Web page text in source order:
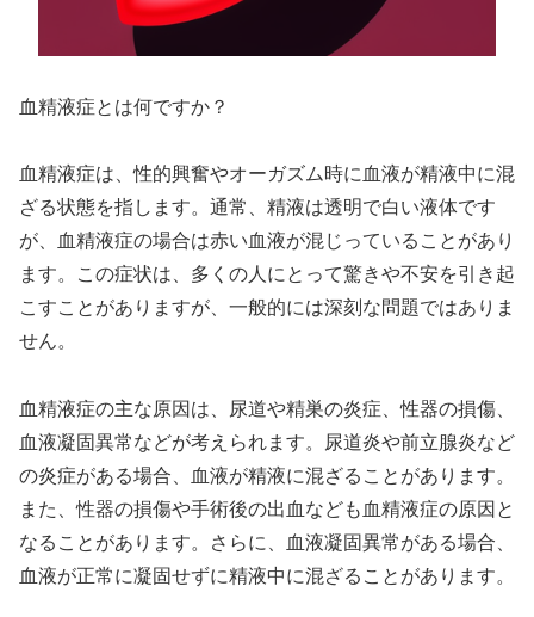
血精液症とは何ですか？
血精液症は、性的興奮やオーガズム時に血液が精液中に混
ざる状態を指します。通常、精液は透明で白い液体です
が、血精液症の場合は赤い血液が混じっていることがあり
ます。この症状は、多くの人にとって驚きや不安を引き起
こすことがありますが、一般的には深刻な問題ではありま
せん。
血精液症の主な原因は、尿道や精巣の炎症、性器の損傷、
血液凝固異常などが考えられます。尿道炎や前立腺炎など
の炎症がある場合、血液が精液に混ざることがあります。
また、性器の損傷や手術後の出血なども血精液症の原因と
なることがあります。さらに、血液凝固異常がある場合、
血液が正常に凝固せずに精液中に混ざることがあります。